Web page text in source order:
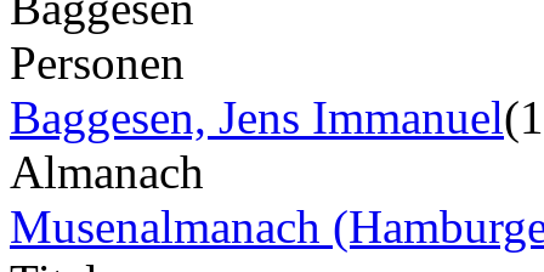
Personen
Baggesen, Jens Immanuel
Almanach
Musenalmanach